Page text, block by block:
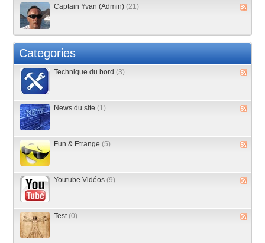
Captain Yvan (Admin) (21)
Categories
Technique du bord (3)
News du site (1)
Fun & Etrange (5)
Youtube Vidéos (9)
Test (0)